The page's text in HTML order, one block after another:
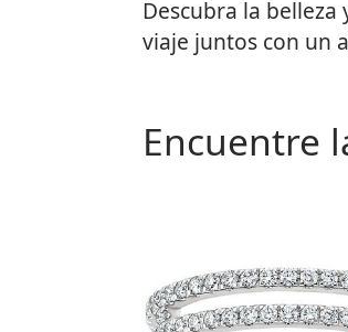
Descubra la
viaje juntos con un
Encuentre